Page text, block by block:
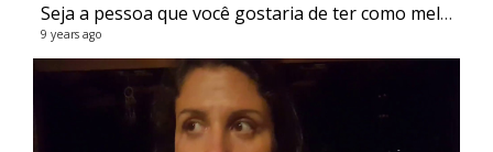
Seja a pessoa que você gostaria de ter como melhor amiga - Flavia Melissa
9 years ago